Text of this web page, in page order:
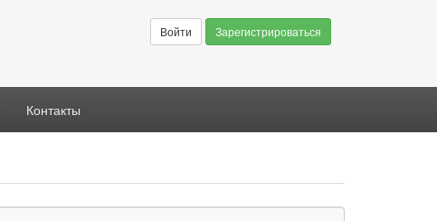
Войти Зарегистрироваться
Контакты